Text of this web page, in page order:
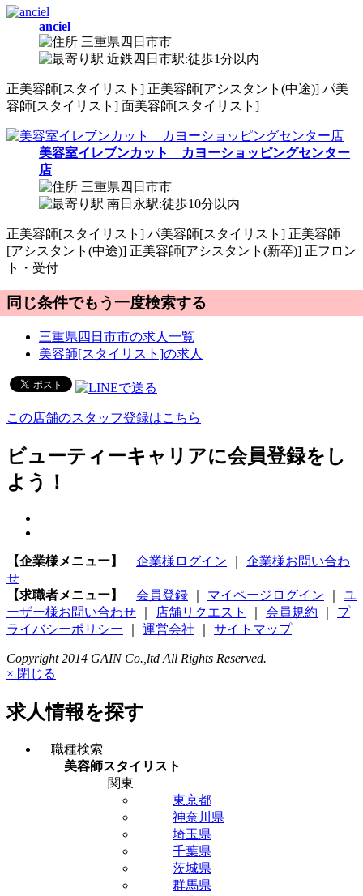
anciel
三重県四日市市
近鉄四日市駅:徒歩1分以内
正美容師[スタイリスト] 正美容師[アシスタント(中途)] パ美
容師[スタイリスト] 面美容師[スタイリスト]
美容室イレブンカット カヨーショッピングセンター
店
三重県四日市市
南日永駅:徒歩10分以内
正美容師[スタイリスト] パ美容師[スタイリスト] 正美容師
[アシスタント(中途)] 正美容師[アシスタント(新卒)] 正フロン
ト・受付
同じ条件でもう一度検索する
三重県四日市市の求人一覧
美容師[スタイリスト]の求人
この店舗のスタッフ登録はこちら
ビューティーキャリアに会員登録をし
よう！
【企業様メニュー】 企業様ログイン
企業様お問い合わ
せ
【求職者メニュー】
会員登録 マイページログイン
ユ
ーザー様お問い合わせ
店舗リクエスト 会員規約
プ
ライバシーポリシー
運営会社 サイトマップ
Copyright 2014 GAIN Co.,ltd All Rights Reserved.
× 閉じる
求人情報を探す
職種検索
美容師スタイリスト
関東
東京都
神奈川県
埼玉県
千葉県
茨城県
群馬県